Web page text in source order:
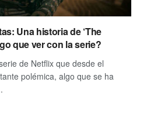
Una historia de ‘The
que ver con la serie?
de Netflix que desde el
polémica, algo que se ha